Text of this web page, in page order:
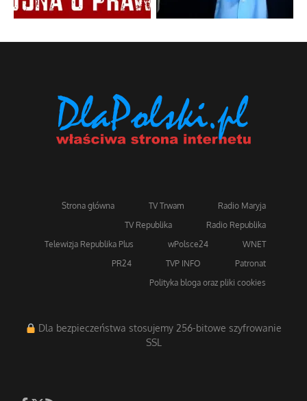
Strona główna TV Trwam
Radio Maryja
TV Republika
Radio Republika
Telewizja Republika Plus
wPolsce24
WNET
PR24
TVP INFO
Patronat
Polityka bloga oraz pliki cookies
Dla bezpieczeństwa stosujemy 256-bitowe szyfrowanie
SSL